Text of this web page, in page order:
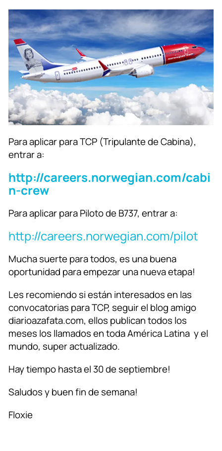
Para aplicar para TCP (Tripulante de Cabina),
entrar a:
http://careers.norwegian.com/cabi
n-crew
Para aplicar para Piloto de B737, entrar a:
http://careers.norwegian.com/pilot
Mucha suerte para todos, es una buena
oportunidad para empezar una nueva etapa!
Les recomiendo si están interesados en las
convocatorias para TCP, seguir el blog amigo
diarioazafata.com, ellos publican todos los
meses los llamados en toda América Latina y el
mundo, super actualizado.
Hay tiempo hasta el 30 de septiembre!
Saludos y buen fin de semana!
Floxie